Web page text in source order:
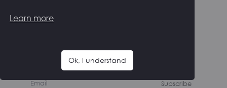
Ricevi notizie e aggiornamenti su nuovi prodotti
Subscribe
Learn more
Ok, I understand